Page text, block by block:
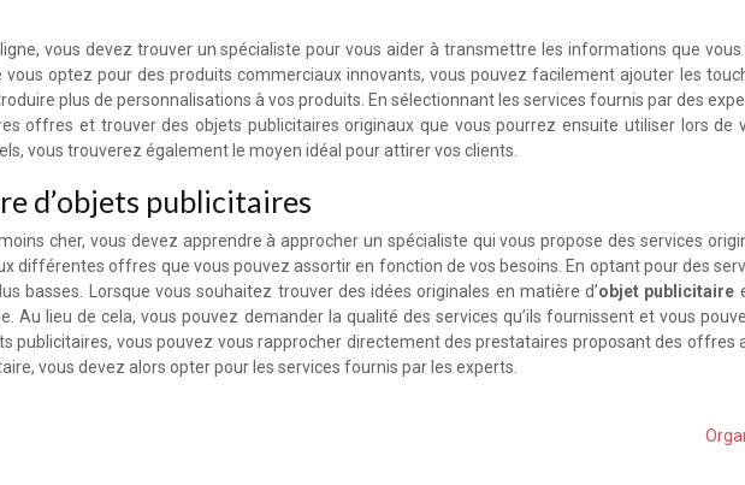
vous devez trouver un spécialiste pour vous aider à transmettre les informations que
optez pour des produits commerciaux innovants, vous pouvez facilement ajouter les
plus de personnalisations à vos produits. En sélectionnant les services fournis par des
offres et trouver des objets publicitaires originaux que vous pourrez ensuite utiliser lors de
vous trouverez également le moyen idéal pour attirer vos clients.
d’objets publicitaires
cher, vous devez apprendre à approcher un spécialiste qui vous propose des services
différentes offres que vous pouvez assortir en fonction de vos besoins. En optant pour des
basses. Lorsque vous souhaitez trouver des idées originales en matière d’objet publicitaire
lieu de cela, vous pouvez demander la qualité des services qu’ils fournissent et vous
publicitaires, vous pouvez vous rapprocher directement des prestataires proposant des offres
vous devez alors opter pour les services fournis par les experts.